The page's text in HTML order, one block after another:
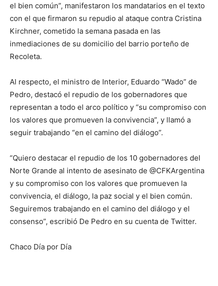
el bien común”, manifestaron los mandatarios en el texto
con el que firmaron su repudio al ataque contra Cristina
Kirchner, cometido la semana pasada en las
inmediaciones de su domicilio del barrio porteño de
Recoleta.
Al respecto, el ministro de Interior, Eduardo “Wado” de
Pedro, destacó el repudio de los gobernadores que
representan a todo el arco político y “su compromiso con
los valores que promueven la convivencia”, y llamó a
seguir trabajando “en el camino del diálogo”.
“Quiero destacar el repudio de los 10 gobernadores del
Norte Grande al intento de asesinato de @CFKArgentina
y su compromiso con los valores que promueven la
convivencia, el diálogo, la paz social y el bien común.
Seguiremos trabajando en el camino del diálogo y el
consenso”, escribió De Pedro en su cuenta de Twitter.
Chaco Día por Día